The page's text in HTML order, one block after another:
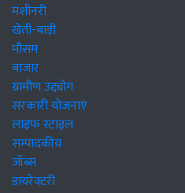
मशीनरी
खेती-बाड़ी
मौसम
बाजार
ग्रामीण उद्द्योग
सरकारी योजनाएं
लाइफ स्टाइल
सम्पादकीय
जॉब्स
डायरेक्टरी